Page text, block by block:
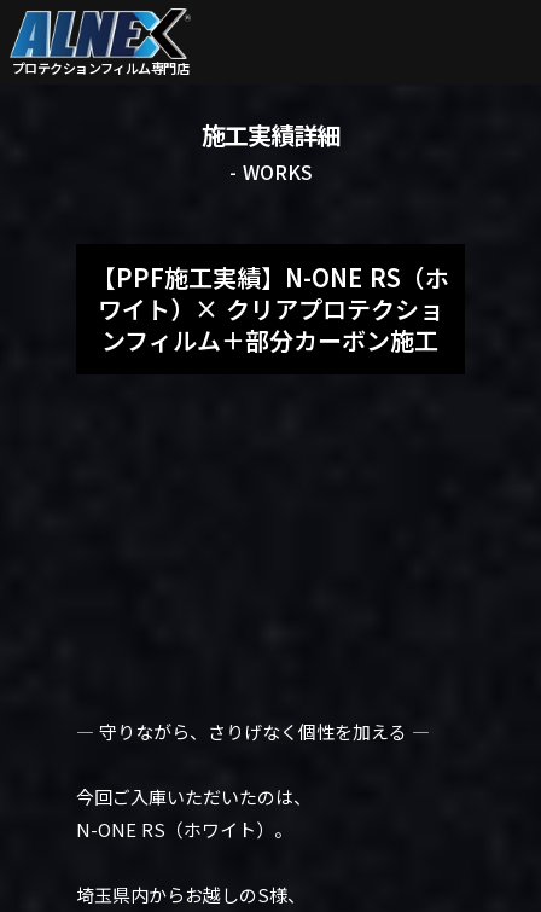
プロテクションフィルム専門店
施工実績詳細
- WORKS
【PPF施工実績】N-ONE RS（ホ
ワイト）× クリアプロテクショ
ンフィルム＋部分カーボン施工
― 守りながら、さりげなく個性を加える ―
今回ご入庫いただいたのは、
N-ONE RS（ホワイト）。
埼玉県内からお越しのS様、